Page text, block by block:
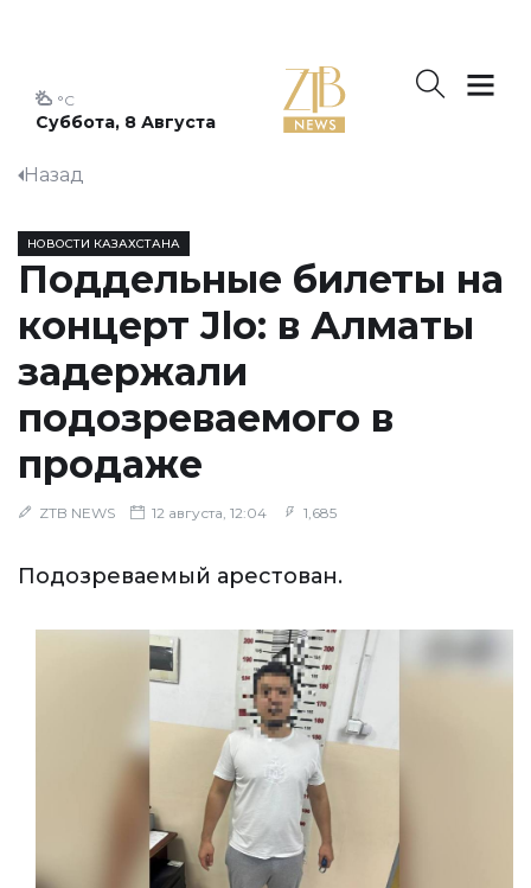
Суббота, 8 Августа
°C
Назад
НОВОСТИ КАЗАХСТАНА
Поддельные билеты на
концерт Jlo: в Алматы
задержали
подозреваемого в
продаже
ZTB NEWS 12 августа, 12:04 1,685
Подозреваемый арестован.